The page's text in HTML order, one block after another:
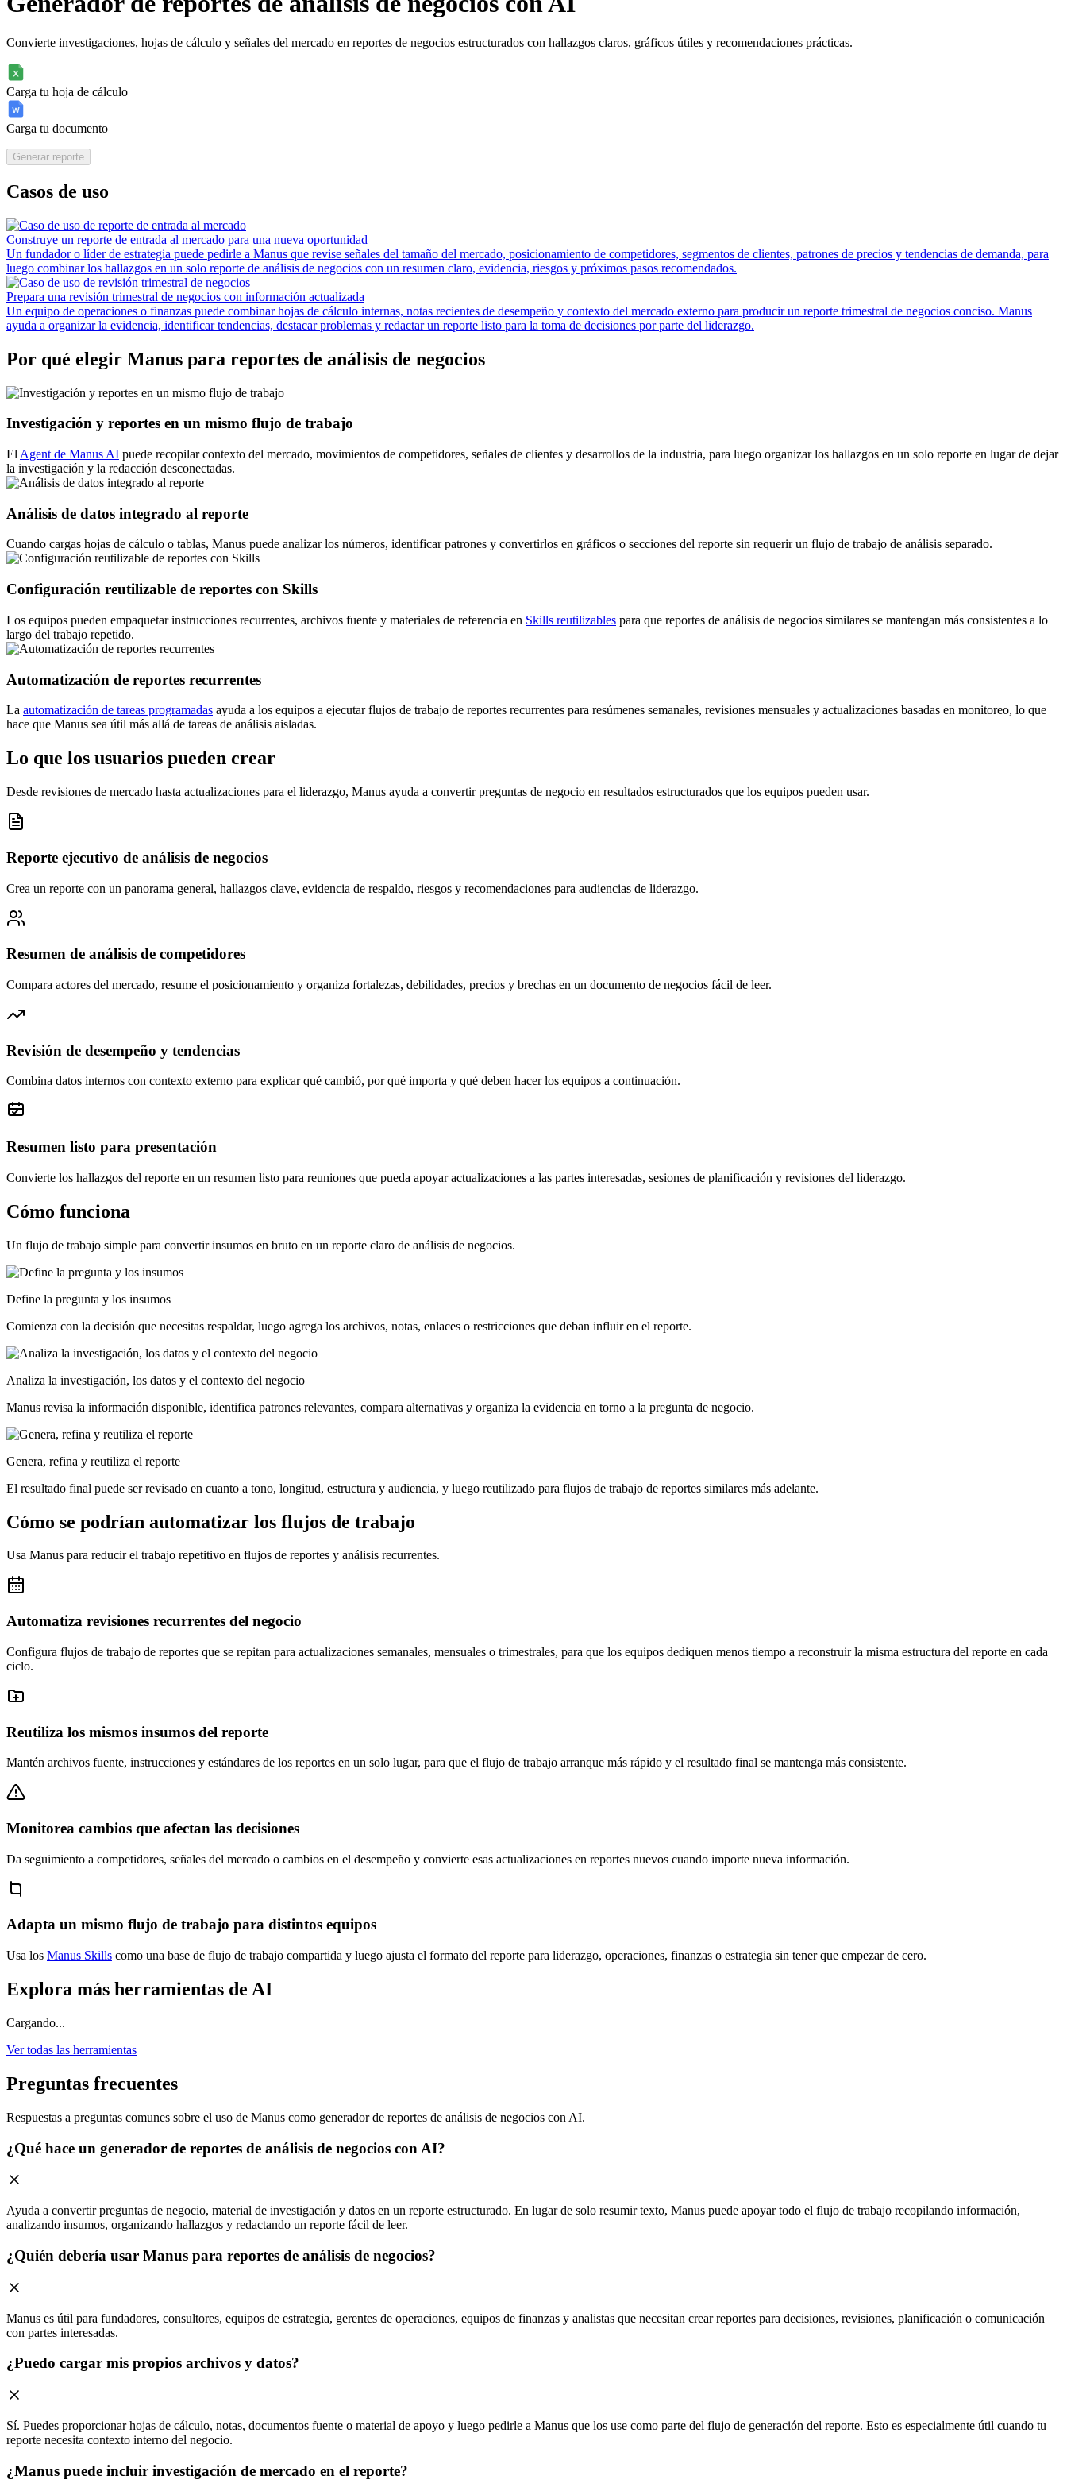
Convierte investigaciones, hojas de cálculo y señales del mercado en reportes de negocios estructurados con hallazgos claros, gráficos útiles y recomendaciones prácticas.
Carga tu hoja de cálculo
Carga tu documento
Generar reporte
Casos de uso
Construye un reporte de entrada al mercado para una nueva oportunidad
Un fundador o líder de estrategia puede pedirle a Manus que revise señales del tamaño del mercado, posicionamiento de competidores, segmentos de clientes, patrones de precios y tendencias de demanda, para
luego combinar los hallazgos en un solo reporte de análisis de negocios con un resumen claro, evidencia, riesgos y próximos pasos recomendados.
Prepara una revisión trimestral de negocios con información actualizada
Un equipo de operaciones o finanzas puede combinar hojas de cálculo internas, notas recientes de desempeño y contexto del mercado externo para producir un reporte trimestral de negocios conciso. Manus
ayuda a organizar la evidencia, identificar tendencias, destacar problemas y redactar un reporte listo para la toma de decisiones por parte del liderazgo.
Por qué elegir Manus para reportes de análisis de negocios
Investigación y reportes en un mismo flujo de trabajo
El Agent de Manus AI puede recopilar contexto del mercado, movimientos de competidores, señales de clientes y desarrollos de la industria, para luego organizar los hallazgos en un solo reporte en lugar de dejar
la investigación y la redacción desconectadas.
Análisis de datos integrado al reporte
Cuando cargas hojas de cálculo o tablas, Manus puede analizar los números, identificar patrones y convertirlos en gráficos o secciones del reporte sin requerir un flujo de trabajo de análisis separado.
Configuración reutilizable de reportes con Skills
Los equipos pueden empaquetar instrucciones recurrentes, archivos fuente y materiales de referencia en Skills reutilizables para que reportes de análisis de negocios similares se mantengan más consistentes a lo
largo del trabajo repetido.
Automatización de reportes recurrentes
La automatización de tareas programadas ayuda a los equipos a ejecutar flujos de trabajo de reportes recurrentes para resúmenes semanales, revisiones mensuales y actualizaciones basadas en monitoreo, lo que
hace que Manus sea útil más allá de tareas de análisis aisladas.
Lo que los usuarios pueden crear
Desde revisiones de mercado hasta actualizaciones para el liderazgo, Manus ayuda a convertir preguntas de negocio en resultados estructurados que los equipos pueden usar.
Reporte ejecutivo de análisis de negocios
Crea un reporte con un panorama general, hallazgos clave, evidencia de respaldo, riesgos y recomendaciones para audiencias de liderazgo.
Resumen de análisis de competidores
Compara actores del mercado, resume el posicionamiento y organiza fortalezas, debilidades, precios y brechas en un documento de negocios fácil de leer.
Revisión de desempeño y tendencias
Combina datos internos con contexto externo para explicar qué cambió, por qué importa y qué deben hacer los equipos a continuación.
Resumen listo para presentación
Convierte los hallazgos del reporte en un resumen listo para reuniones que pueda apoyar actualizaciones a las partes interesadas, sesiones de planificación y revisiones del liderazgo.
Cómo funciona
Un flujo de trabajo simple para convertir insumos en bruto en un reporte claro de análisis de negocios.
Define la pregunta y los insumos
Comienza con la decisión que necesitas respaldar, luego agrega los archivos, notas, enlaces o restricciones que deban influir en el reporte.
Analiza la investigación, los datos y el contexto del negocio
Manus revisa la información disponible, identifica patrones relevantes, compara alternativas y organiza la evidencia en torno a la pregunta de negocio.
Genera, refina y reutiliza el reporte
El resultado final puede ser revisado en cuanto a tono, longitud, estructura y audiencia, y luego reutilizado para flujos de trabajo de reportes similares más adelante.
Cómo se podrían automatizar los flujos de trabajo
Usa Manus para reducir el trabajo repetitivo en flujos de reportes y análisis recurrentes.
Automatiza revisiones recurrentes del negocio
Configura flujos de trabajo de reportes que se repitan para actualizaciones semanales, mensuales o trimestrales, para que los equipos dediquen menos tiempo a reconstruir la misma estructura del reporte en cada
ciclo.
Reutiliza los mismos insumos del reporte
Mantén archivos fuente, instrucciones y estándares de los reportes en un solo lugar, para que el flujo de trabajo arranque más rápido y el resultado final se mantenga más consistente.
Monitorea cambios que afectan las decisiones
Da seguimiento a competidores, señales del mercado o cambios en el desempeño y convierte esas actualizaciones en reportes nuevos cuando importe nueva información.
Adapta un mismo flujo de trabajo para distintos equipos
Usa los Manus Skills como una base de flujo de trabajo compartida y luego ajusta el formato del reporte para liderazgo, operaciones, finanzas o estrategia sin tener que empezar de cero.
Explora más herramientas de AI
Cargando...
Ver todas las herramientas
Preguntas frecuentes
Respuestas a preguntas comunes sobre el uso de Manus como generador de reportes de análisis de negocios con AI.
¿Qué hace un generador de reportes de análisis de negocios con AI?
Ayuda a convertir preguntas de negocio, material de investigación y datos en un reporte estructurado. En lugar de solo resumir texto, Manus puede apoyar todo el flujo de trabajo recopilando información,
analizando insumos, organizando hallazgos y redactando un reporte fácil de leer.
¿Quién debería usar Manus para reportes de análisis de negocios?
Manus es útil para fundadores, consultores, equipos de estrategia, gerentes de operaciones, equipos de finanzas y analistas que necesitan crear reportes para decisiones, revisiones, planificación o comunicación
con partes interesadas.
¿Puedo cargar mis propios archivos y datos?
Sí. Puedes proporcionar hojas de cálculo, notas, documentos fuente o material de apoyo y luego pedirle a Manus que los use como parte del flujo de generación del reporte. Esto es especialmente útil cuando tu
reporte necesita contexto interno del negocio.
¿Manus puede incluir investigación de mercado en el reporte?